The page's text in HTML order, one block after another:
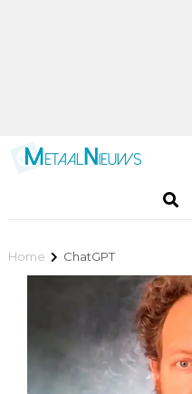
Home ChatGPT